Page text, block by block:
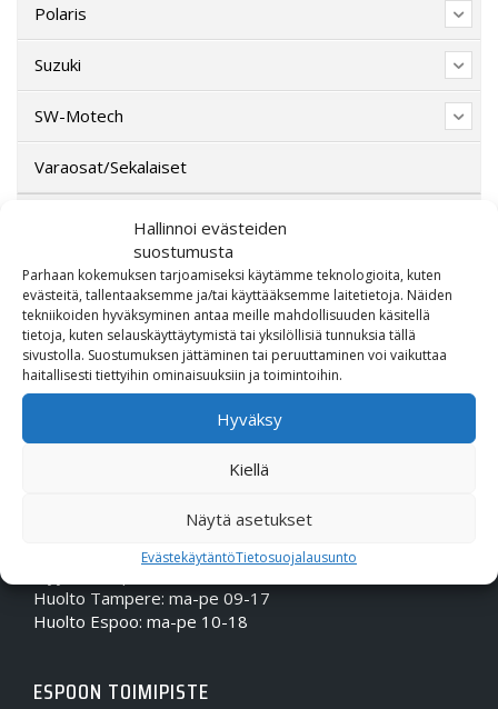
Hallinnoi evästeiden
suostumusta
Parhaan kokemuksen tarjoamiseksi käytämme teknologioita, kuten
evästeitä, tallentaaksemme ja/tai käyttääksemme laitetietoja. Näiden
tekniikoiden hyväksyminen antaa meille mahdollisuuden käsitellä
tietoja, kuten selauskäyttäytymistä tai yksilöllisiä tunnuksia tällä
sivustolla. Suostumuksen jättäminen tai peruuttaminen voi vaikuttaa
haitallisesti tiettyihin ominaisuuksiin ja toimintoihin.
Hyväksy
Kiellä
Näytä asetukset
EvästekäytäntöTietosuojalausunto
Polaris
Suzuki
SW-Motech
Varaosat/Sekalaiset
OTA MEIHIN YHTEYTTÄ!
010 617 0600
etunimi.sukunimi@rmheino.fi
Huolto Tampere: ma-pe 09-17
Huolto Espoo: ma-pe 10-18
ESPOON TOIMIPISTE